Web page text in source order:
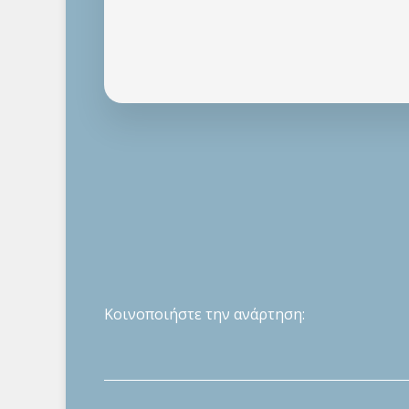
Κοινοποιήστε την ανάρτηση: